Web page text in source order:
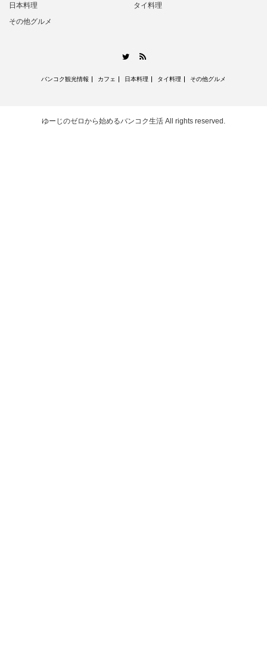
日本料理
タイ料理
その他グルメ
Twitter
バンコク観光情報 カフェ 日本料理 タイ料理 その他グルメ
ゆーじのゼロから始めるバンコク生活 All rights reserved.